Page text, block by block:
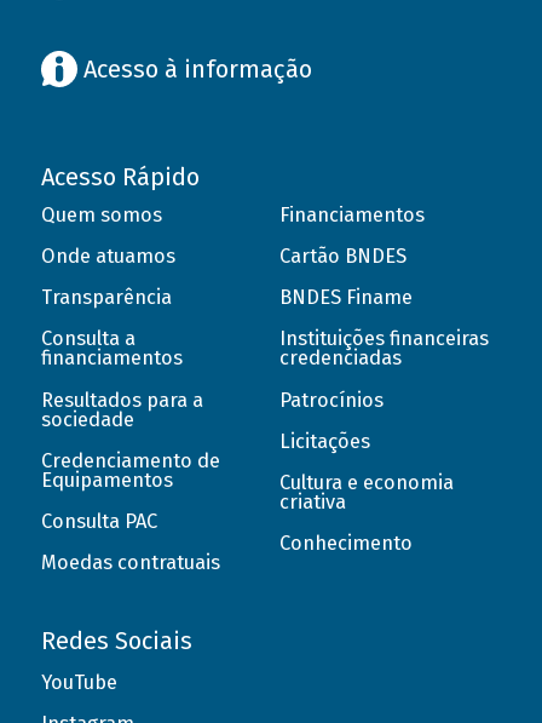
Acesso à informação
Acesso Rápido
Quem somos
Onde atuamos
Transparência
Consulta a
financiamentos
Resultados para a
sociedade
Credenciamento de
Equipamentos
Consulta PAC
Moedas contratuais
Financiamentos
Cartão BNDES
BNDES Finame
Instituições financeiras
credenciadas
Patrocínios
Licitações
Cultura e economia
criativa
Conhecimento
Redes Sociais
YouTube